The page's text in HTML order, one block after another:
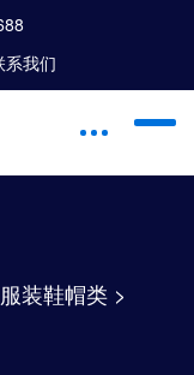
系我们
装鞋帽类>